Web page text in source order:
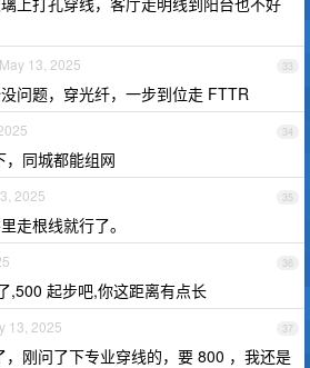
33
May 13, 2025
问题，穿光纤，一步到位走 FTTR
34
同城都能组网
35
2025
走根线就行了。
36
,500 起步吧,你这距离有点长
37
13, 2025
，刚问了下专业穿线的，要 800 ，我还是